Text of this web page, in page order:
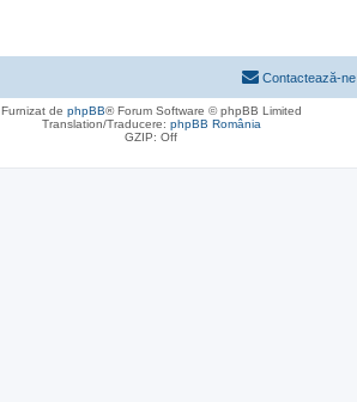
Contactează-ne
Furnizat de phpBB® Forum Software © phpBB Limited
Translation/Traducere: phpBB România
GZIP: Off